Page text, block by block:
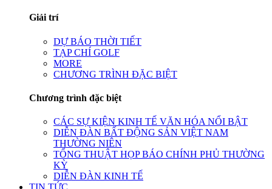
Giải trí
DỰ BÁO THỜI TIẾT
TẠP CHÍ GOLF
MORE
CHƯƠNG TRÌNH ĐẶC BIỆT
Chương trình đặc biệt
CÁC SỰ KIỆN KINH TẾ VĂN HÓA NỔI BẬT
DIỄN ĐÀN BẤT ĐỘNG SẢN VIỆT NAM
THƯỜNG NIÊN
TỔNG THUẬT HỌP BÁO CHÍNH PHỦ THƯỜNG
KỲ
DIỄN ĐÀN KINH TẾ